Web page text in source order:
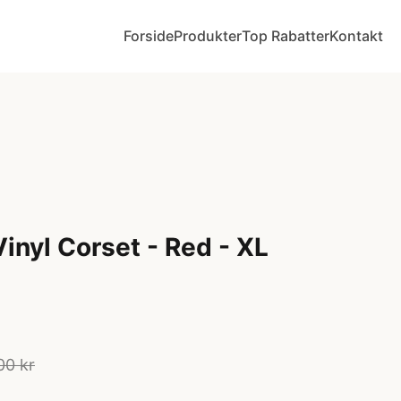
ForsideProdukterTop RabatterKontakt
Corset - Red - XL
kr